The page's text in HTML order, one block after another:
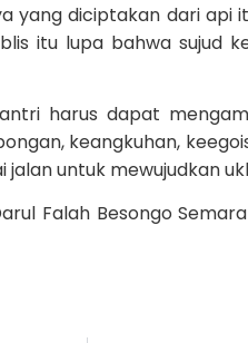
yang diciptakan dari api
itu lupa bahwa sujud
harus dapat
keangkuhan,
untuk mewujudkan
Falah Besongo